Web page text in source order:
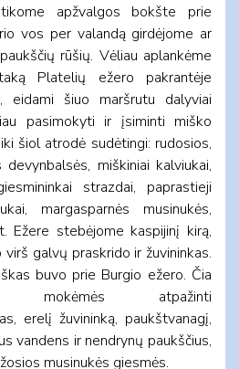
apžvalgos bokšte prie
vos per valandą girdėjome ar
rūšių. Vėliau aplankėme
Platelių ežero pakrantėje
eidami šiuo maršrutu dalyviai
pasimokyti ir įsiminti miško
šiol atrodė sudėtingi: rudosios,
miškiniai kalviukai,
strazdai, paprastieji
margasparnės musinukės,
Ežere stebėjome kaspijinį kirą,
galvų praskrido ir žuvininkas.
buvo prie Burgio ežero. Čia
mokėmės atpažinti
erelį žuvininką, paukštvanagį,
vandens ir nendrynų paukščius,
musinukės giesmės.